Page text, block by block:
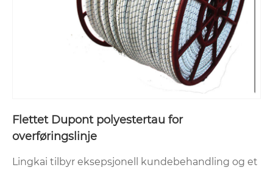
Flettet Dupont polyestertau for
overføringslinje
Lingkai tilbyr eksepsjonell kundebehandling og et